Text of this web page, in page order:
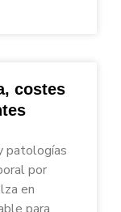
costes
patologías
por
en